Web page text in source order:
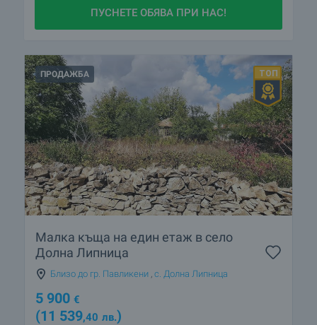
ПУСНЕТЕ ОБЯВА ПРИ НАС!
ПРОДАЖБА
Малка къща на един етаж в село
Долна Липница
Близо до гр. Павликени с. Долна Липница
5 900 €
(11 539,40 лв.)